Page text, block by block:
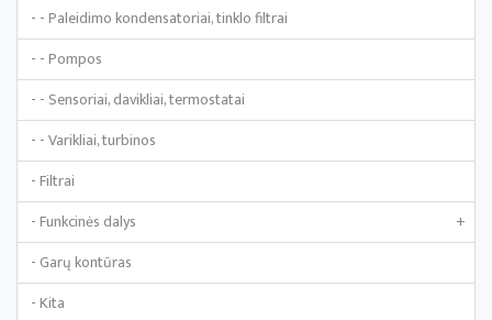
- - Paleidimo kondensatoriai, tinklo filtrai
- - Pompos
- - Sensoriai, davikliai, termostatai
- - Varikliai, turbinos
- Filtrai
- Funkcinės dalys
+
- Garų kontūras
- Kita